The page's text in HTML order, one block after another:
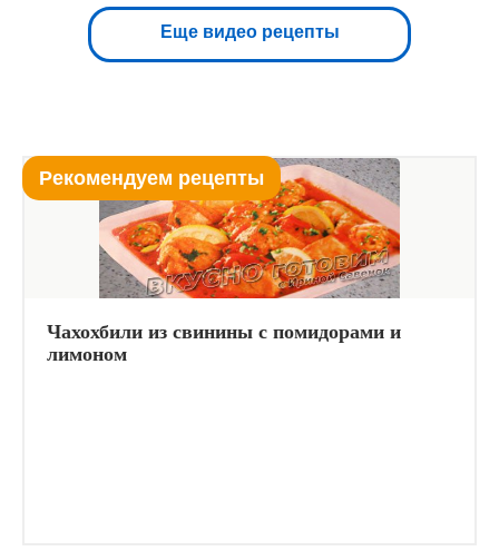
Еще видео рецепты
Рекомендуем рецепты
Чахохбили из свинины с помидорами и
лимоном